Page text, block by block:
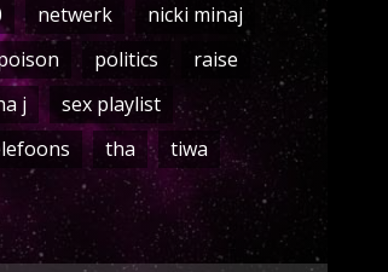
netwerk
nicki minaj
politics
raise
j
sex playlist
tha tiwa